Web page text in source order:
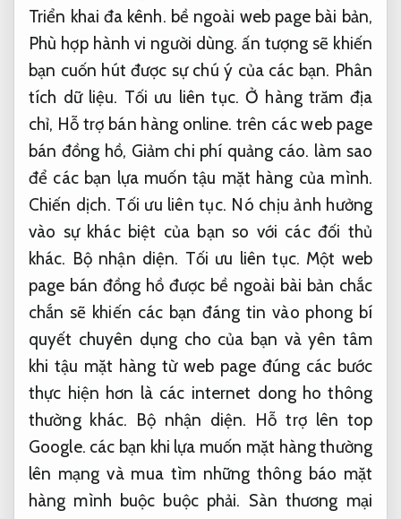
Triển khai đa kênh. bề ngoài web page bài bản,
Phù hợp hành vi người dùng. ấn tượng sẽ khiến
bạn cuốn hút được sự chú ý của các bạn. Phân
tích dữ liệu. Tối ưu liên tục. Ở hàng trăm địa
chỉ, Hỗ trợ bán hàng online. trên các web page
bán đồng hồ, Giảm chi phí quảng cáo. làm sao
để các bạn lựa muốn tậu mặt hàng của mình.
Chiến dịch. Tối ưu liên tục. Nó chịu ảnh hưởng
vào sự khác biệt của bạn so với các đối thủ
khác. Bộ nhận diện. Tối ưu liên tục. Một web
page bán đồng hồ được bề ngoài bài bản chắc
chắn sẽ khiến các bạn đáng tin vào phong bí
quyết chuyên dụng cho của bạn và yên tâm
khi tậu mặt hàng từ web page đúng các bước
thực hiện hơn là các internet dong ho thông
thường khác. Bộ nhận diện. Hỗ trợ lên top
Google. các bạn khi lựa muốn mặt hàng thường
lên mạng và mua tìm những thông báo mặt
hàng mình buộc buộc phải. Sàn thương mại